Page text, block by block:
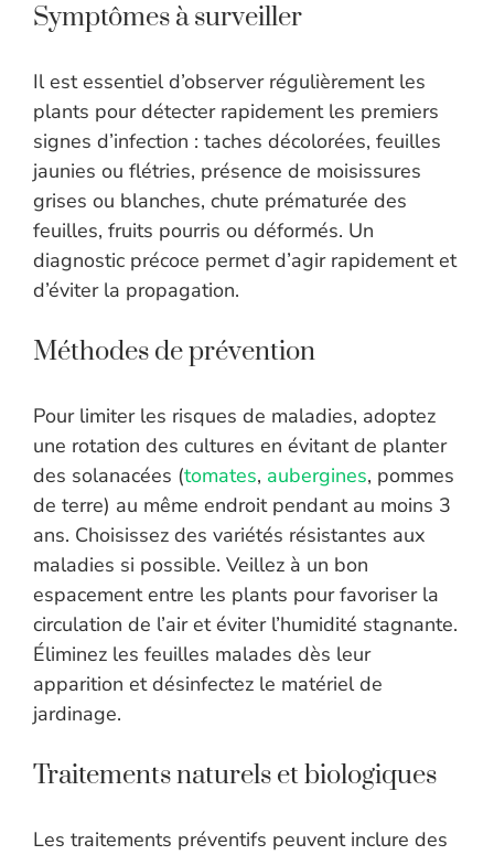
Symptômes à surveiller
Il est essentiel d’observer régulièrement les
plants pour détecter rapidement les premiers
signes d’infection : taches décolorées, feuilles
jaunies ou flétries, présence de moisissures
grises ou blanches, chute prématurée des
feuilles, fruits pourris ou déformés. Un
diagnostic précoce permet d’agir rapidement et
d’éviter la propagation.
Méthodes de prévention
Pour limiter les risques de maladies, adoptez
une rotation des cultures en évitant de planter
des solanacées (tomates, aubergines, pommes
de terre) au même endroit pendant au moins 3
ans. Choisissez des variétés résistantes aux
maladies si possible. Veillez à un bon
espacement entre les plants pour favoriser la
circulation de l’air et éviter l’humidité stagnante.
Éliminez les feuilles malades dès leur
apparition et désinfectez le matériel de
jardinage.
Traitements naturels et biologiques
Les traitements préventifs peuvent inclure des